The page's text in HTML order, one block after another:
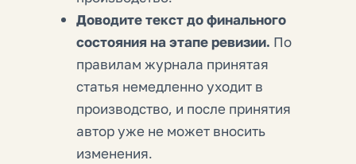
Доводите текст до финального
состояния на этапе ревизии. По
правилам журнала принятая
статья немедленно уходит в
производство, и после принятия
автор уже не может вносить
изменения.